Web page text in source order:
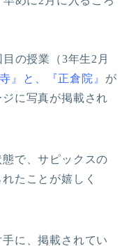
の授業（3年生2月
』と、『正倉院』 が
に写真が掲載され
で、サピックスの
たことが嬉しく
に、掲載されてい